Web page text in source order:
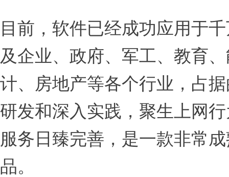
目前，软件已经成功应用于
及企业、政府、军工、教育
计、房地产等各个行业，占
研发和深入实践，聚生上网
服务日臻完善，是一款非常
品。